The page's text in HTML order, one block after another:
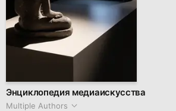
Энциклопедия медиаискусства
Multiple Authors